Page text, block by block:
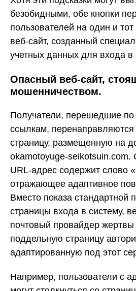
безобидными, обе кнопки
пользователей на один и
веб-сайт, созданный
учетных данных для входа в
Опасный веб-сайт,
мошенничеством.
Получатели, перешедшие
ссылкам,
страницу, размещенную на
okamotoyuge-seikotsuin.com.
URL-адрес содержит слово
отражающее адаптивное
Вместо показа стандартной
страницы входа в систему,
почтовый провайдер жертвы
поддельную страницу
адаптированную под этот
Например, пользователи с